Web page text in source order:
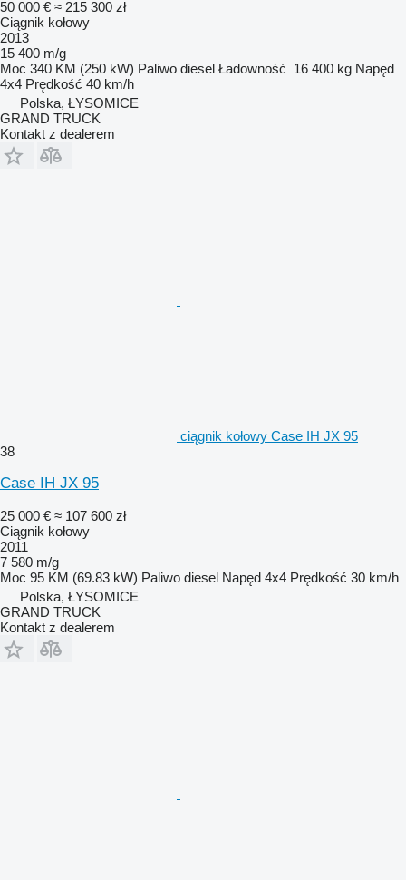
50 000 € ≈ 215 300 zł
Ciągnik kołowy
2013
15 400 m/g
Moc 340 KM (250 kW) Paliwo diesel Ładowność 16 400 kg Napęd
4x4 Prędkość 40 km/h
Polska, ŁYSOMICE
GRAND TRUCK
Kontakt z dealerem
ciągnik kołowy Case IH JX 95
38
Case IH JX 95
25 000 € ≈ 107 600 zł
Ciągnik kołowy
2011
7 580 m/g
Moc 95 KM (69.83 kW) Paliwo diesel Napęd 4x4 Prędkość 30 km/h
Polska, ŁYSOMICE
GRAND TRUCK
Kontakt z dealerem